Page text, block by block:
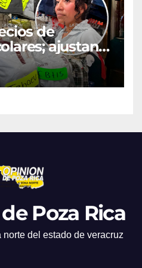
de
ajustan
Poza Rica
del estado de veracruz